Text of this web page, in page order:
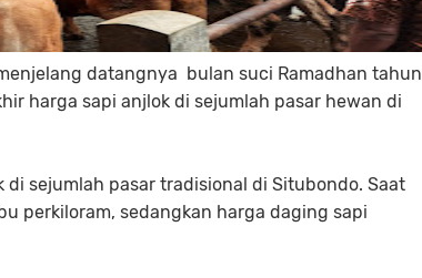
datangnya bulan suci Ramadhan tahun
harga sapi anjlok di sejumlah pasar hewan di
sejumlah pasar tradisional di Situbondo. Saat
perkiloram, sedangkan harga daging sapi